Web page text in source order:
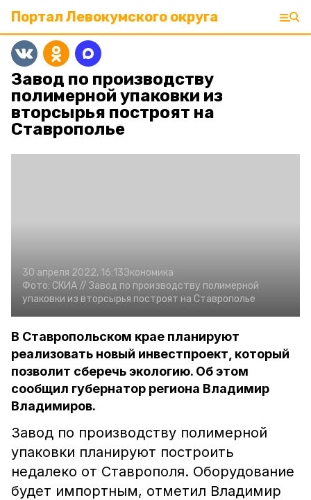
Портал Левокумского округа
Завод по производству
полимерной упаковки из
вторсырья построят на
Ставрополье
30 апреля 2022, 16:13Экономика
Фото: СКИА // Завод по производству полимерной
упаковки из вторсырья построят на Ставрополье
В Ставропольском крае планируют
реализовать новый инвестпроект, который
позволит сберечь экологию. Об этом
сообщил губернатор региона Владимир
Владимиров.
Завод по производству полимерной
упаковки планируют построить
недалеко от Ставрополя. Оборудование
будет импортным, отметил Владимир